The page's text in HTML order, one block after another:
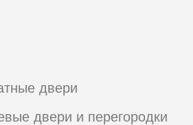
двери
двери и перегородки